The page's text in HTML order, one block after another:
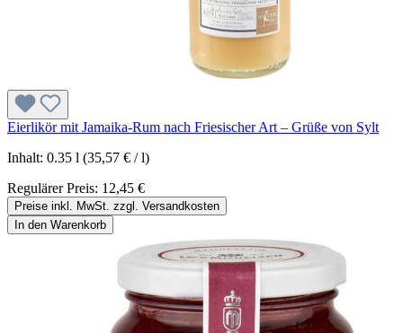
Eierlikör mit Jamaika-Rum nach Friesischer Art – Grüße von Sylt
Inhalt: 0.35 l (35,57 € / l)
Regulärer Preis: 12,45 €
Preise inkl. MwSt. zzgl. Versandkosten
In den Warenkorb